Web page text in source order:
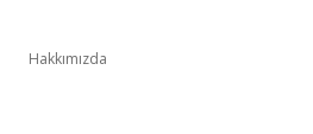
Hakkımızda